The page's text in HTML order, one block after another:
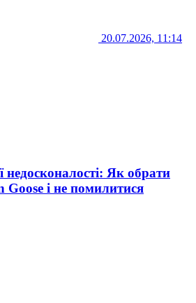
20.07.2026, 11:14
недосконалості: Як обрати
Goose і не помилитися